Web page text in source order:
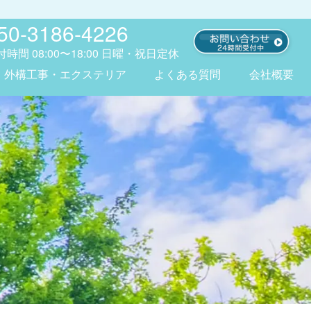
3186-4226
時間08:00〜18:00 日曜・祝日定休
外構工事・エクステリア
よくある質問 会社概要